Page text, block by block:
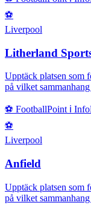
⚽
Liverpool
Litherland
Upptäck platsen som
på vilket
⚽ FootballPoint ℹ️
⚽
Liverpool
Anfield
Upptäck platsen som
på vilket